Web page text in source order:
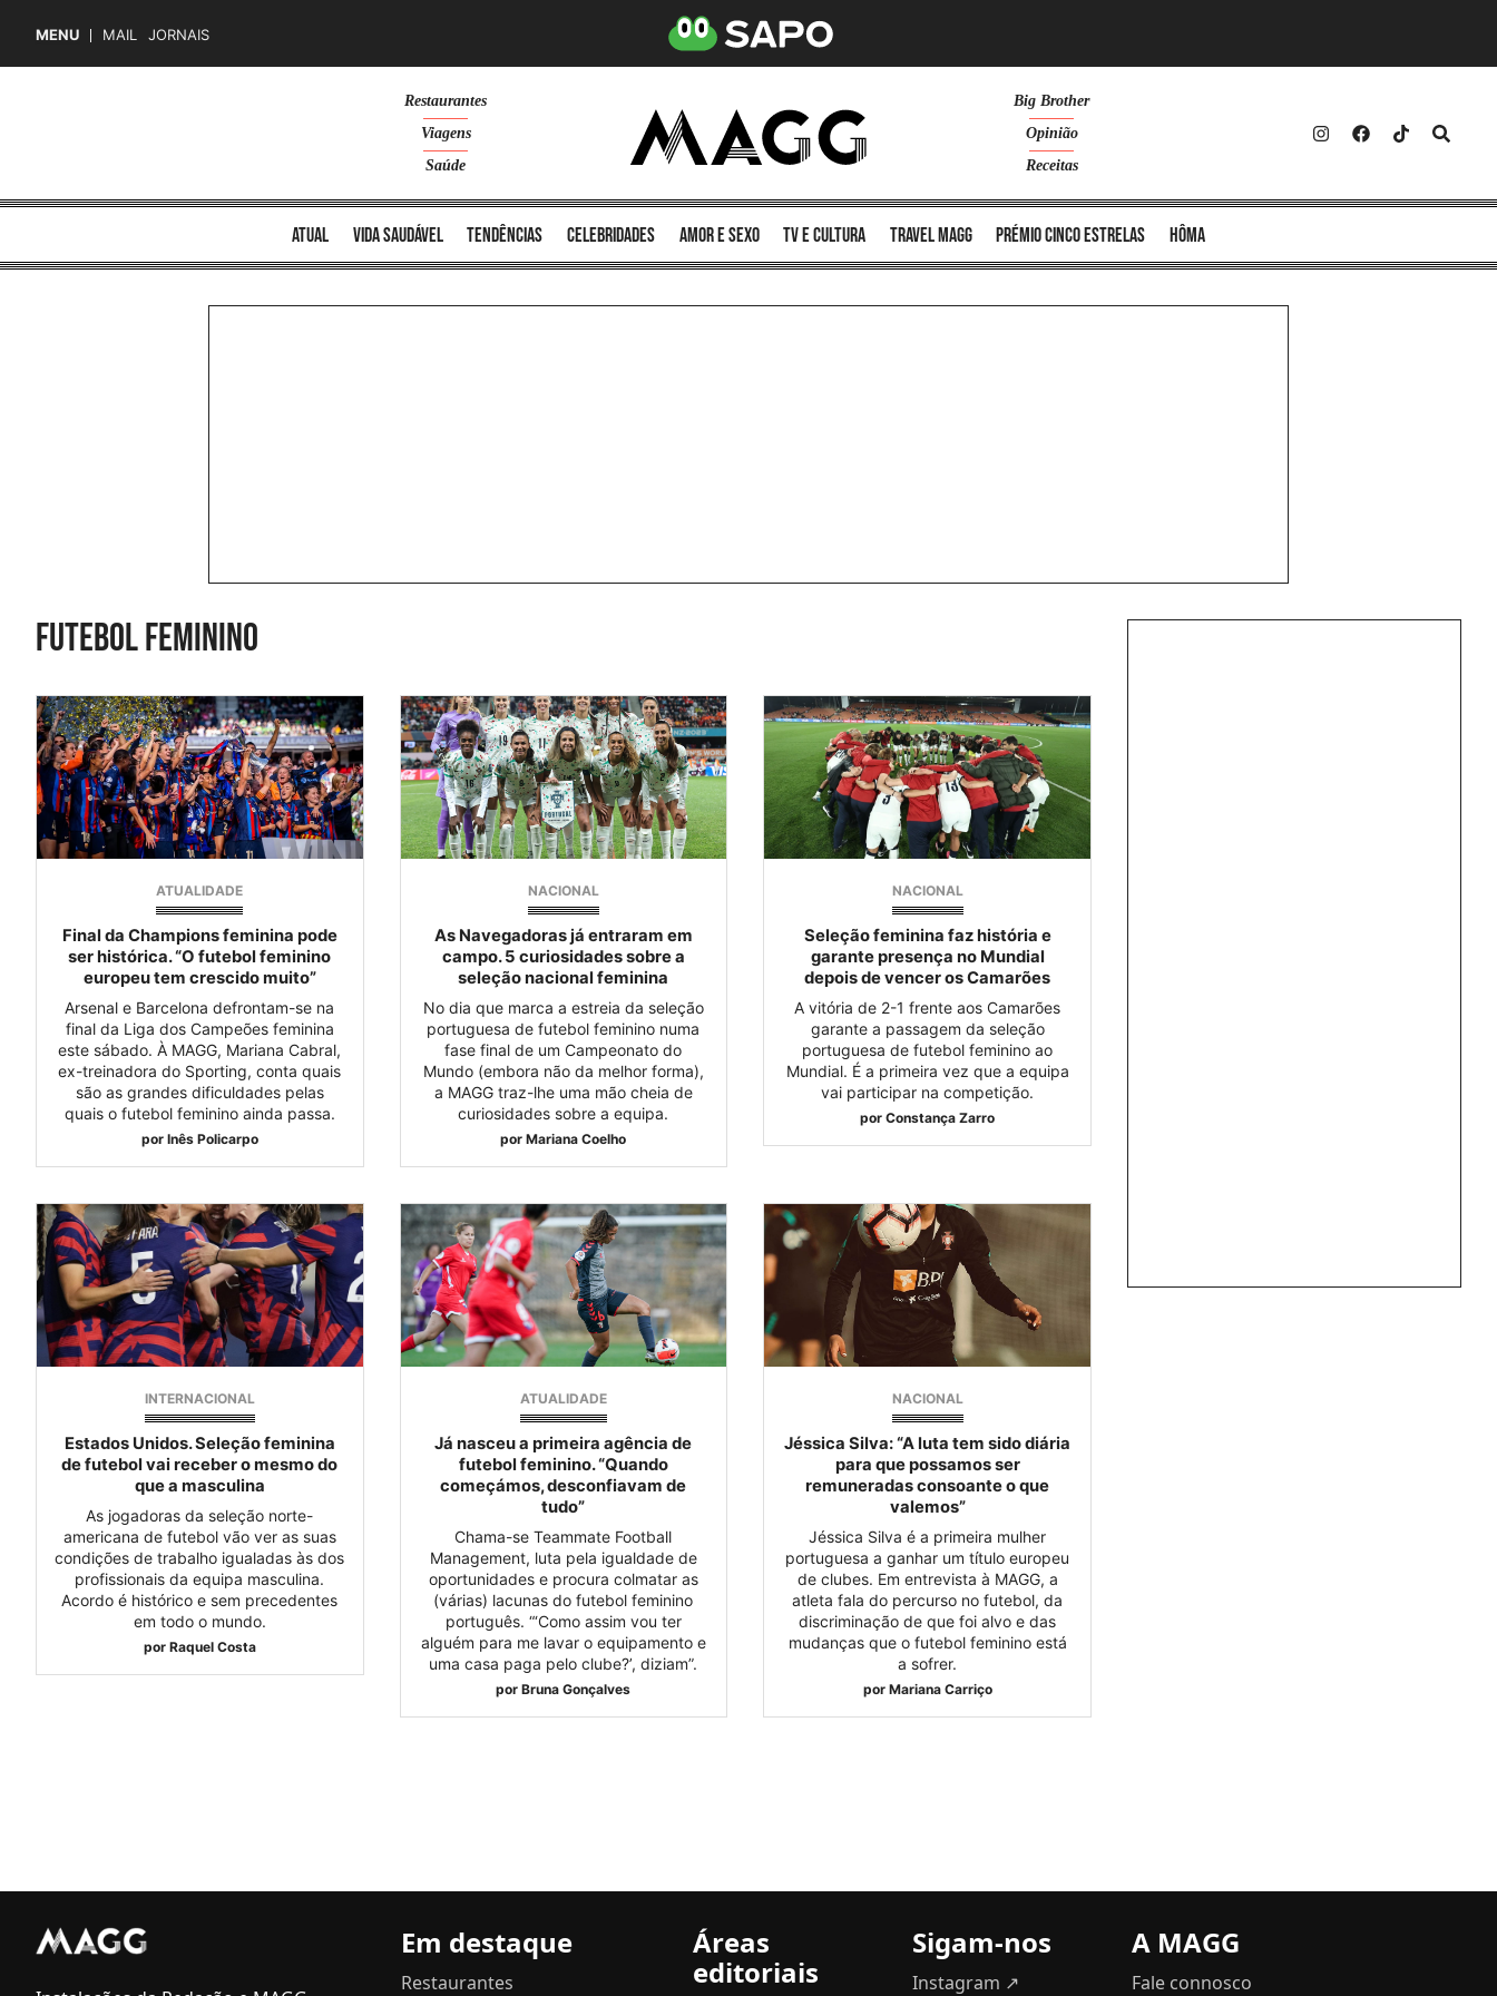
MENU MAIL JORNAIS
Restaurantes
Viagens
Saúde
Big Brother
Opinião
Receitas
atual vida saudável tendências celebridades amor e sexo TV e cultura Travel MAGG Prémio Cinco Estrelas Hôma
Futebol feminino
ATUALIDADE
Final da Champions feminina pode
ser histórica. “O futebol feminino
europeu tem crescido muito”
Arsenal e Barcelona defrontam-se na
final da Liga dos Campeões feminina
este sábado. À MAGG, Mariana Cabral,
ex-treinadora do Sporting, conta quais
são as grandes dificuldades pelas
quais o futebol feminino ainda passa.
por Inês Policarpo
NACIONAL
As Navegadoras já entraram em
campo. 5 curiosidades sobre a
seleção nacional feminina
No dia que marca a estreia da seleção
portuguesa de futebol feminino numa
fase final de um Campeonato do
Mundo (embora não da melhor forma),
a MAGG traz-lhe uma mão cheia de
curiosidades sobre a equipa.
por Mariana Coelho
NACIONAL
Seleção feminina faz história e
garante presença no Mundial
depois de vencer os Camarões
A vitória de 2-1 frente aos Camarões
garante a passagem da seleção
portuguesa de futebol feminino ao
Mundial. É a primeira vez que a equipa
vai participar na competição.
por Constança Zarro
INTERNACIONAL
Estados Unidos. Seleção feminina
de futebol vai receber o mesmo do
que a masculina
As jogadoras da seleção norte-
americana de futebol vão ver as suas
condições de trabalho igualadas às dos
profissionais da equipa masculina.
Acordo é histórico e sem precedentes
em todo o mundo.
por Raquel Costa
ATUALIDADE
Já nasceu a primeira agência de
futebol feminino. “Quando
começámos, desconfiavam de
tudo”
Chama-se Teammate Football
Management, luta pela igualdade de
oportunidades e procura colmatar as
(várias) lacunas do futebol feminino
português. “‘Como assim vou ter
alguém para me lavar o equipamento e
uma casa paga pelo clube?’, diziam”.
por Bruna Gonçalves
NACIONAL
Jéssica Silva: “A luta tem sido diária
para que possamos ser
remuneradas consoante o que
valemos”
Jéssica Silva é a primeira mulher
portuguesa a ganhar um título europeu
de clubes. Em entrevista à MAGG, a
atleta fala do percurso no futebol, da
discriminação de que foi alvo e das
mudanças que o futebol feminino está
a sofrer.
por Mariana Carriço
Em destaque
Restaurantes
Áreas
editoriais
Sigam-nos
Instagram ↗
A MAGG
Fale connosco